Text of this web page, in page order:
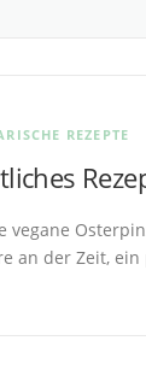
REZEPTE
vegane
an der Zeit, ein